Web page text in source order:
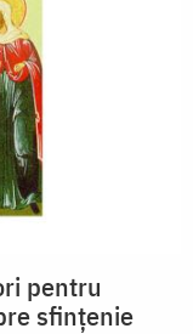
pentru
sfințenie